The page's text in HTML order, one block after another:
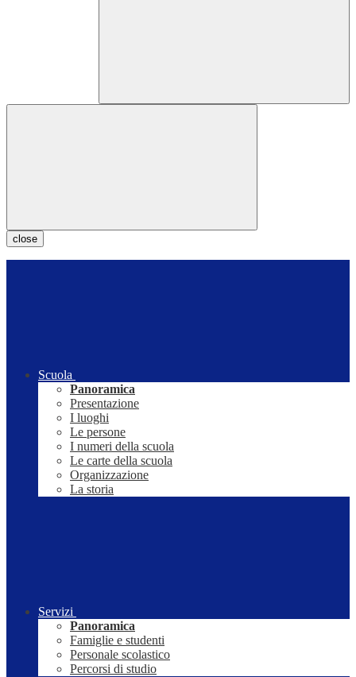
close
Scuola
Panoramica
Presentazione
I luoghi
Le persone
I numeri della scuola
Le carte della scuola
Organizzazione
La storia
Servizi
Panoramica
Famiglie e studenti
Personale scolastico
Percorsi di studio